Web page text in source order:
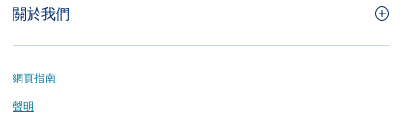
實用工具及資源
運輸及物流
品牌保護
關於我們
關於香港貨品編碼協會
業界應用的標準
認識我們的團隊
Footer
網頁指南
聲明